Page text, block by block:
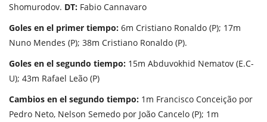
Shomurodov. DT: Fabio Cannavaro
Goles en el primer tiempo: 6m Cristiano Ronaldo (P); 17m
Nuno Mendes (P); 38m Cristiano Ronaldo (P).
Goles en el segundo tiempo: 15m Abduvokhid Nematov (E.C-
U); 43m Rafael Leão (P)
Cambios en el segundo tiempo: 1m Francisco Conceição por
Pedro Neto, Nelson Semedo por João Cancelo (P); 1m